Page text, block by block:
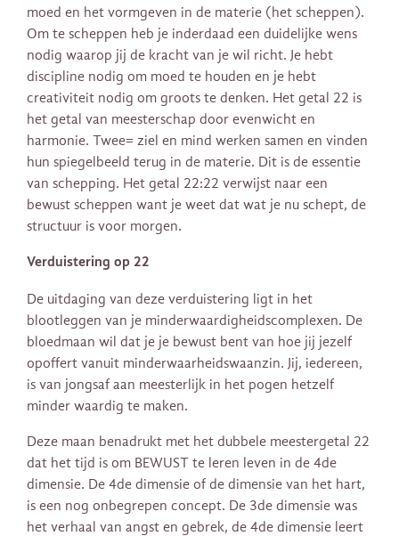
moed en het vormgeven in de materie (het scheppen).
Om te scheppen heb je inderdaad een duidelijke wens
nodig waarop jij de kracht van je wil richt. Je hebt
discipline nodig om moed te houden en je hebt
creativiteit nodig om groots te denken. Het getal 22 is
het getal van meesterschap door evenwicht en
harmonie. Twee= ziel en mind werken samen en vinden
hun spiegelbeeld terug in de materie. Dit is de essentie
van schepping. Het getal 22:22 verwijst naar een
bewust scheppen want je weet dat wat je nu schept, de
structuur is voor morgen.
Verduistering op 22
De uitdaging van deze verduistering ligt in het
blootleggen van je minderwaardigheidscomplexen. De
bloedmaan wil dat je je bewust bent van hoe jij jezelf
opoffert vanuit minderwaarheidswaanzin. Jij, iedereen,
is van jongsaf aan meesterlijk in het pogen hetzelf
minder waardig te maken.
Deze maan benadrukt met het dubbele meestergetal 22
dat het tijd is om BEWUST te leren leven in de 4de
dimensie. De 4de dimensie of de dimensie van het hart,
is een nog onbegrepen concept. De 3de dimensie was
het verhaal van angst en gebrek, de 4de dimensie leert